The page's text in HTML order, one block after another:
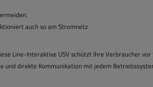
auch so am Stromnetz
Line-Interaktive USV schützt Ihre Verbraucher
und direkte Kommunikation mit jedem